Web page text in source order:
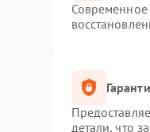
Современное
детали, что